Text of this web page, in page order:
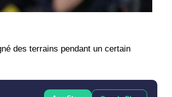
des terrains pendant un certain